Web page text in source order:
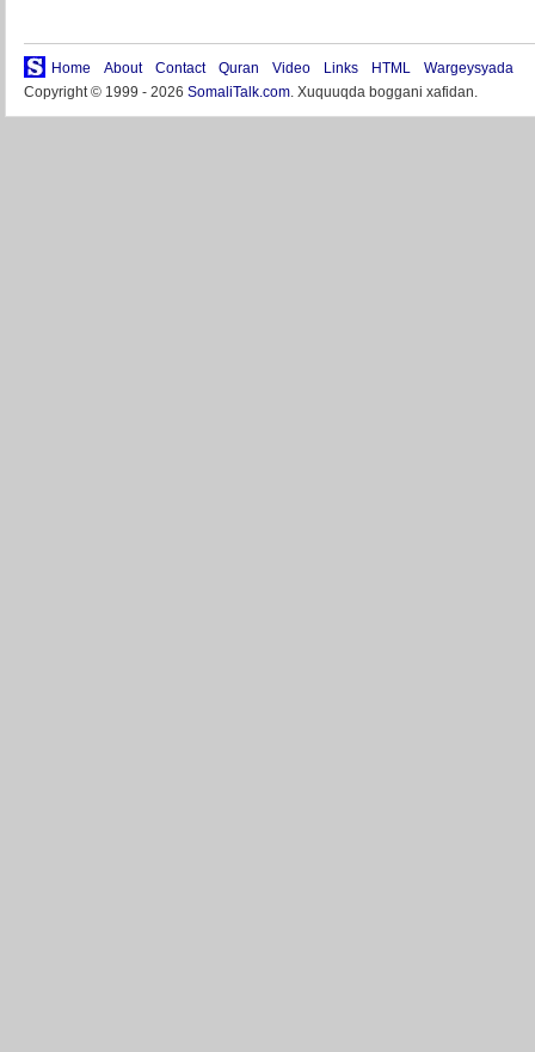
Home About Contact Quran Video Links HTML
Wargeysyada
Copyright © 1999 - 2026 SomaliTalk.com. Xuquuqda boggani xafidan.